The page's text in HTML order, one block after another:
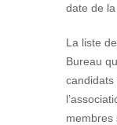
date de la
La liste
Bureau
candidats
membres